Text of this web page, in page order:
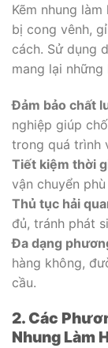
Kẽm nhung
bị cong vênh,
cách. Sử dụng
mang lại những
Đảm bảo chất
nghiệp giúp
trong quá trình
Tiết kiệm thời
vận chuyển
Thủ tục hải
đủ, tránh phát
Đa dạng
hàng không,
cầu.
2. Các
Nhung Làm